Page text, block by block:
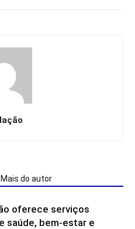
Mais do autor
oferece serviços
saúde, bem-estar e